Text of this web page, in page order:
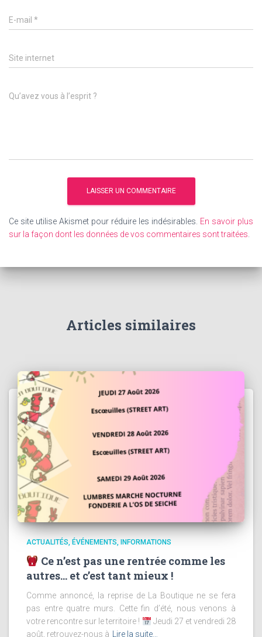
E-mail *
Site internet
Qu’avez vous à l’esprit ?
Ce site utilise Akismet pour réduire les indésirables. En savoir plus
sur la façon dont les données de vos commentaires sont traitées
Articles similaires
ACTUALITÉS ÉVÉNEMENTS INFORMATIONS
Ce n’est pas une rentrée comme les
autres… et c’est tant mieux !
Comme annoncé, la reprise de La Boutique ne se fera
pas entre quatre murs. Cette fin d’été, nous venons à
votre rencontre sur le territoire !
Jeudi 27 et vendredi 28
août, retrouvez-nous à
Lire la suite…